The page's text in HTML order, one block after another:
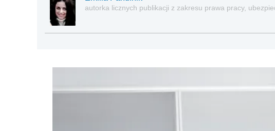
autorka licznych publikacji z zakresu prawa pracy,